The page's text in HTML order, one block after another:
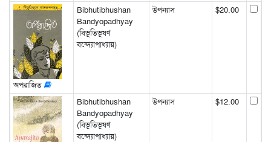
অপরাজিত
Bibhutibhushan
Bandyopadhyay
(বিভূতিভূষণ
বন্দ্যোপাধ্যায়)
উপন্যাস $20.00
Bibhutibhushan
Bandyopadhyay
(বিভূতিভূষণ
বন্দ্যোপাধ্যায়)
উপন্যাস $12.00